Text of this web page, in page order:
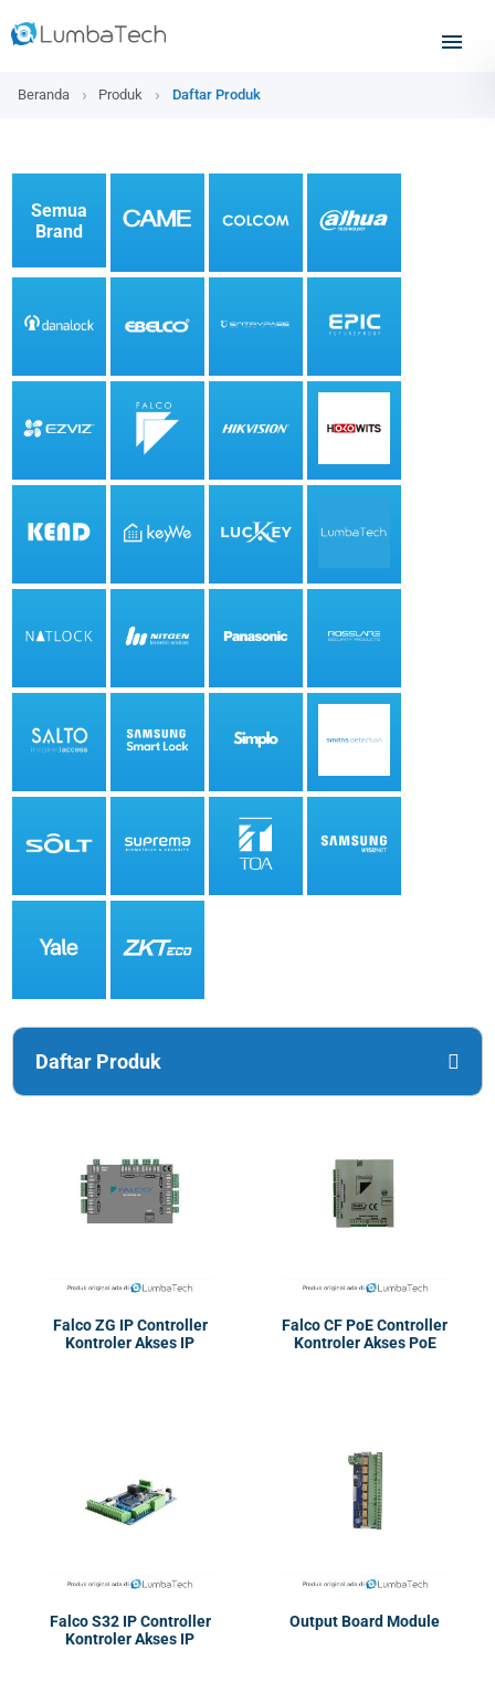
Beranda Produk Daftar Produk
Semua
Brand
Daftar Produk
Falco ZG IP Controller
Kontroler Akses IP
Falco CF PoE Controller
Kontroler Akses PoE
Falco S32 IP Controller
Kontroler Akses IP
Output Board Module